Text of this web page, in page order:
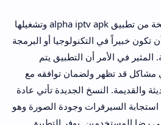
إن عملية الحصول على نسخة من تطبيق alpha iptv apk وتشغيلها
خبيراً في التكنولوجيا أو البرمجة
في الأمر أن التطبيق يتم
مشاكل قد تظهر ولضمان توافقه مع
والقديمة. النسخ الجديدة تأتي عادة
السيرفرات وجودة الصورة وهو
رضا المستخدمين. يوفر التطبيق